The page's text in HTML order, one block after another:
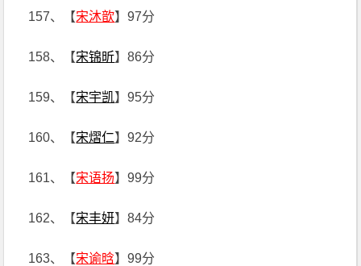
157、【宋沐歆】97分
158、【宋锦昕】86分
159、【宋宇凯】95分
160、【宋熠仁】92分
161、【宋语扬】99分
162、【宋丰妍】84分
163、【宋谕晗】99分